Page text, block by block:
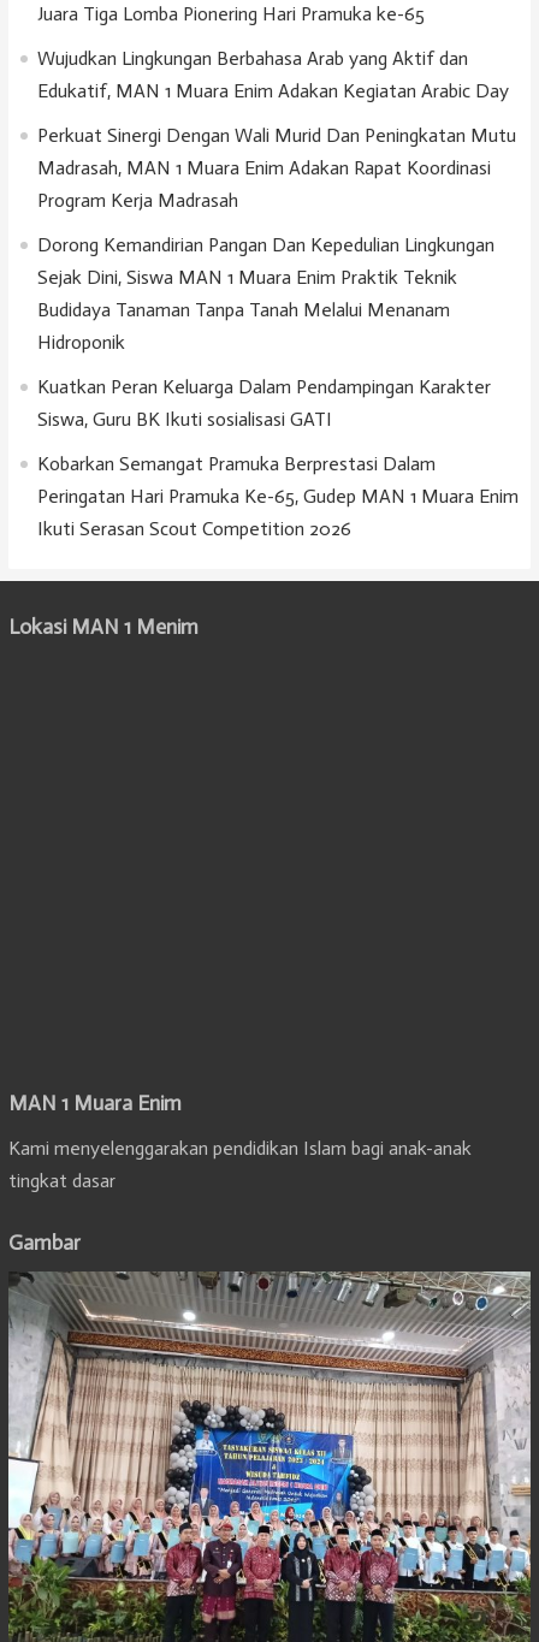
Juara Tiga Lomba Pionering Hari Pramuka ke-65
Wujudkan Lingkungan Berbahasa Arab yang Aktif dan
Edukatif, MAN 1 Muara Enim Adakan Kegiatan Arabic Day
Perkuat Sinergi Dengan Wali Murid Dan Peningkatan Mutu
Madrasah, MAN 1 Muara Enim Adakan Rapat Koordinasi
Program Kerja Madrasah
Dorong Kemandirian Pangan Dan Kepedulian Lingkungan
Sejak Dini, Siswa MAN 1 Muara Enim Praktik Teknik
Budidaya Tanaman Tanpa Tanah Melalui Menanam
Hidroponik
Kuatkan Peran Keluarga Dalam Pendampingan Karakter
Siswa, Guru BK Ikuti sosialisasi GATI
Kobarkan Semangat Pramuka Berprestasi Dalam
Peringatan Hari Pramuka Ke-65, Gudep MAN 1 Muara Enim
Ikuti Serasan Scout Competition 2026
Lokasi MAN 1 Menim
MAN 1 Muara Enim
Kami menyelenggarakan pendidikan Islam bagi anak-anak
tingkat dasar
Gambar